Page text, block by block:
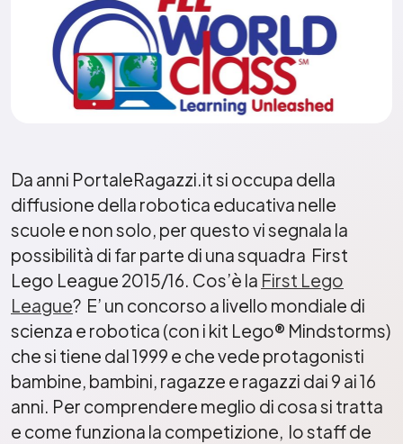
Da anni PortaleRagazzi.it si occupa della
diffusione della robotica educativa nelle
scuole e non solo, per questo vi segnala la
possibilità di far parte di una squadra First
Lego League 2015/16. Cos’è la First Lego
League? E’ un concorso a livello mondiale di
scienza e robotica (con i kit Lego® Mindstorms)
che si tiene dal 1999 e che vede protagonisti
bambine, bambini, ragazze e ragazzi dai 9 ai 16
anni. Per comprendere meglio di cosa si tratta
e come funziona la competizione, lo staff de